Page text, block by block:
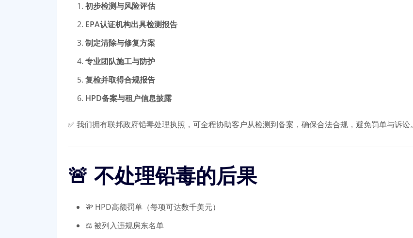
初步检测与风险评估
EPA认证机构出具检测报告
制定清除与修复方案
专业团队施工与防护
复检并取得合规报告
HPD备案与租户信息披露
✅ 我们拥有联邦政府铅毒处理执照，可全程协助客户从检测到备案，确保合法合规，避免罚单与诉讼。
🚨 不处理铅毒的后果
💸 HPD高额罚单（每项可达数千美元）
⚖️ 被列入违规房东名单